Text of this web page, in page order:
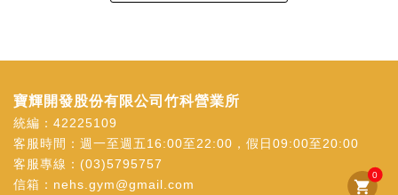
shopping_cart
0
寶輝開發股份有限公司竹科營業所
統編：42225109
客服時間：週一至週五16:00至22:00，假日09:00至20:00
客服專線： (03)5795757
信箱： nehs.gym@gmail.com